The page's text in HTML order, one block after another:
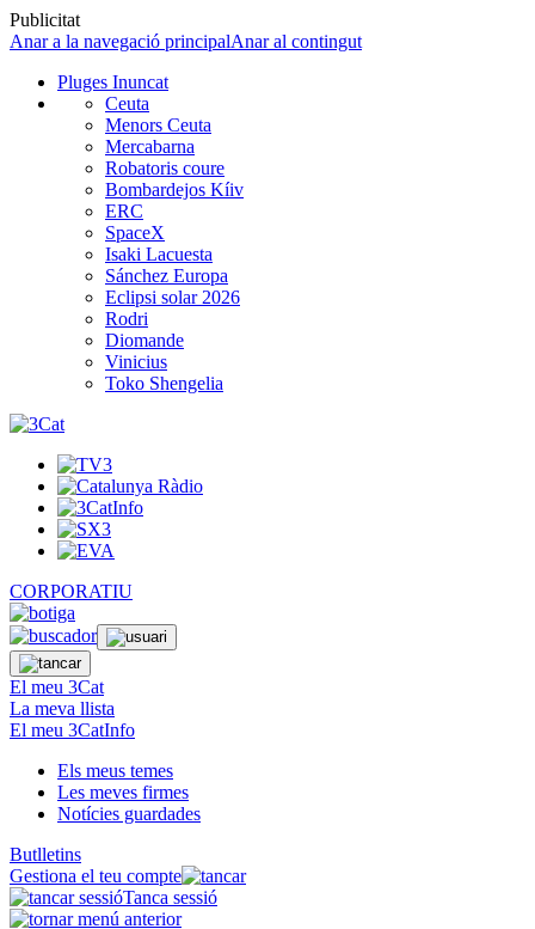
Publicitat
Anar a la navegació principalAnar al contingut
Pluges Inuncat
Ceuta
Menors Ceuta
Mercabarna
Robatoris coure
Bombardejos Kíiv
ERC
SpaceX
Isaki Lacuesta
Sánchez Europa
Eclipsi solar 2026
Rodri
Diomande
Vinicius
Toko Shengelia
CORPORATIU
El meu 3Cat
La meva llista
El meu 3CatInfo
Els meus temes
Les meves firmes
Notícies guardades
Butlletins
Gestiona el teu compte
Tanca sessió